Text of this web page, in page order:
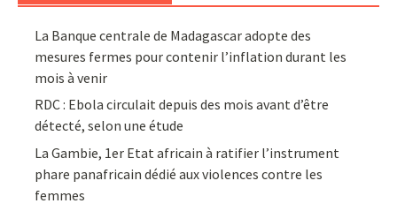
La Banque centrale de Madagascar adopte des
mesures fermes pour contenir l’inflation durant les
mois à venir
RDC : Ebola circulait depuis des mois avant d’être
détecté, selon une étude
La Gambie, 1er Etat africain à ratifier l’instrument
phare panafricain dédié aux violences contre les
femmes